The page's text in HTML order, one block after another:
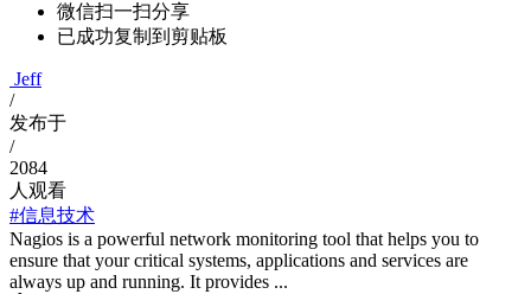
微信扫一扫分享
已成功复制到剪贴板
Jeff
/
发布于
/
2084
人观看
#信息技术
Nagios is a powerful network monitoring tool that helps you to
ensure that your critical systems, applications and services are
always up and running. It provides ...